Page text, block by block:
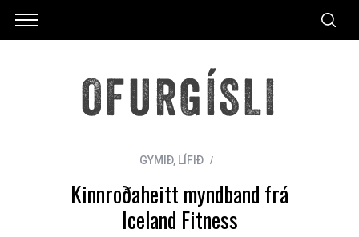
GYMIÐ, LÍFIÐ
Kinnroðaheitt myndband frá
Iceland Fitness